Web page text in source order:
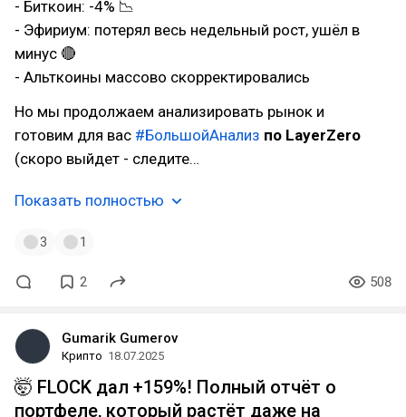
- Биткоин: -4% 📉
- Эфириум: потерял весь недельный рост, ушёл в
минус 🔴
- Альткоины массово скорректировались
Но мы продолжаем анализировать рынок и
готовим для вас #БольшойАнализ по LayerZero
(скоро выйдет - следите…
Показать полностью
3 1
2 508
Gumarik Gumerov
Крипто 18.07.2025
🤯 FLOCK дал +159%! Полный отчёт о
портфеле, который растёт даже на